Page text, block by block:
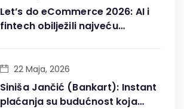
Let’s do eCommerce 2026: AI i
fintech obilježili najveću
Siniša Jančić (Bankart): Instant
plaćanja su budućnost koja
22 Maja, 2026